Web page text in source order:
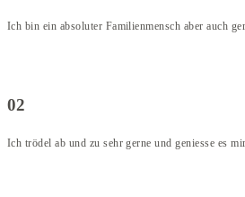
Ich bin ein absoluter Familienmensch aber auch
02
Ich trödel ab und zu sehr gerne und geniesse es